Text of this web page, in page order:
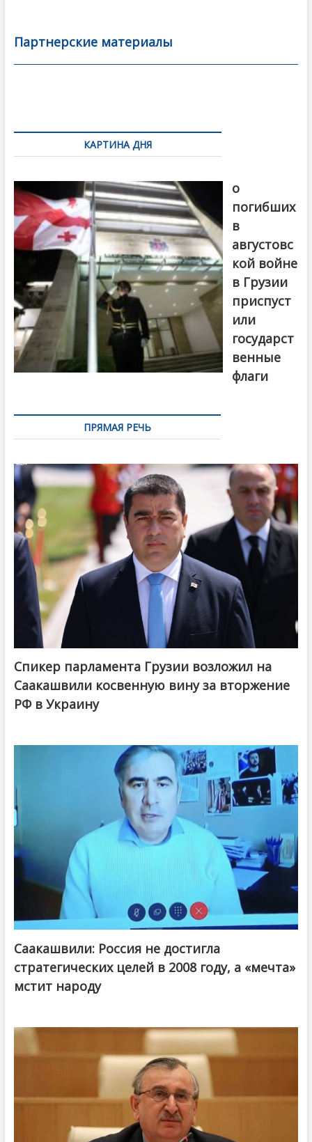
b
o
er l
а
в
Партнерские материалы
по
записямКАРТИНА ДНЯ
о
погибших
в
августовс
кой войне
в Грузии
приспуст
или
государст
венные
флаги
ПРЯМАЯ РЕЧЬ
Спикер парламента Грузии возложил на
Саакашвили косвенную вину за вторжение
РФ в Украину
Саакашвили: Россия не достигла
стратегических целей в 2008 году, а «мечта»
мстит народу